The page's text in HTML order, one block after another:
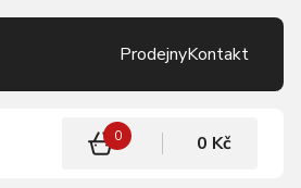
ProdejnyKontakt
0 0 Kč